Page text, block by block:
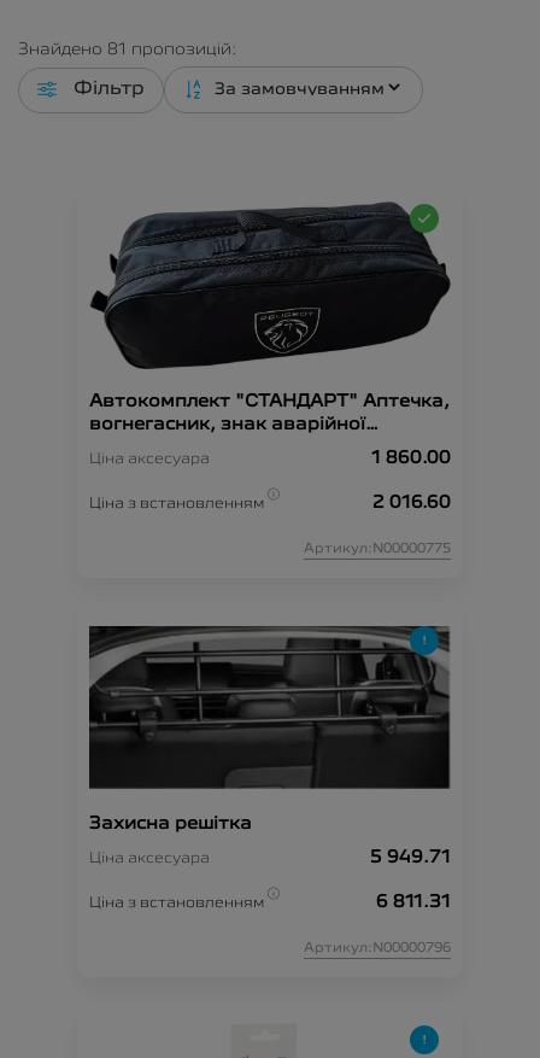
Знайдено 81 пропозицій:
Фільтр
Автокомплект "СТАНДАРТ" Аптечка,
вогнегасник, знак аварійної
органайзер, трос-буксир, жилет
безпеки.
Ціна аксесуара 1 860.00
Ціна з встановленням 2 016.60
Артикул:N00000775
Захисна решітка
Ціна аксесуара 5 949.71
Ціна з встановленням 6 811.31
Артикул:N00000796